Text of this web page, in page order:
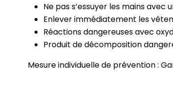
Ne pas s’essuyer les mains avec
Enlever immédiatement les
Réactions dangereuses avec
Produit de décomposition
Mesure individuelle de prévention :